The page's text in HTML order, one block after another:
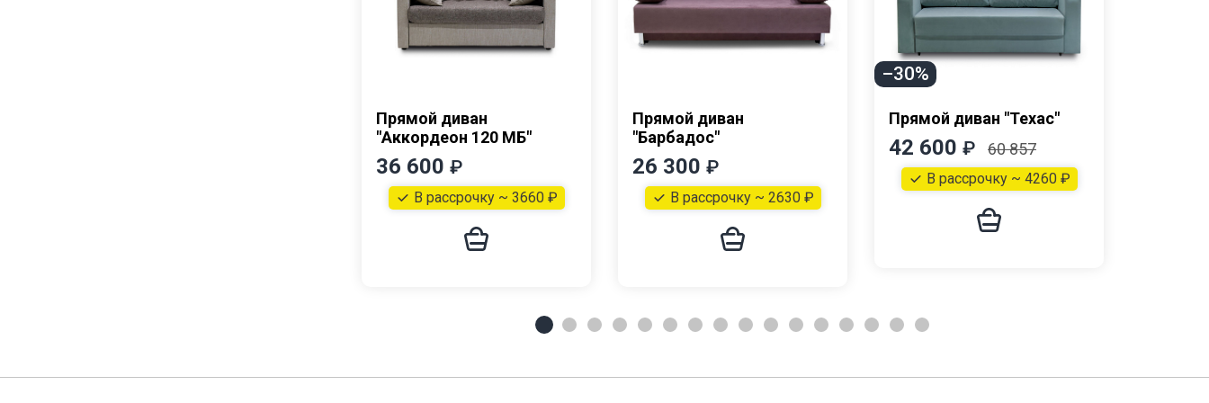
Прямой диван
"Аккордеон 120 МБ"
36 600 ₽
В рассрочку ~ 3660 ₽
Прямой диван
"Барбадос"
26 300 ₽
В рассрочку ~ 2630 ₽
–30%
Прямой диван "Техас"
42 600 ₽ 60 857
В рассрочку ~ 4260 ₽